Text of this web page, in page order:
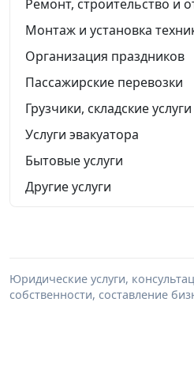
Ремонт, строительство и
Монтаж и установка
Организация праздников
Пассажирские перевозки
Грузчики, складские услуги
Услуги эвакуатора
Бытовые услуги
Другие услуги
Юридические услуги,
собственности, составление